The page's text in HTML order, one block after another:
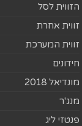
הזווית לסל
זווית אחרת
זווית המערכת
חידונים
מונדיאל 2018
מנג'ר
פנטזי ליג